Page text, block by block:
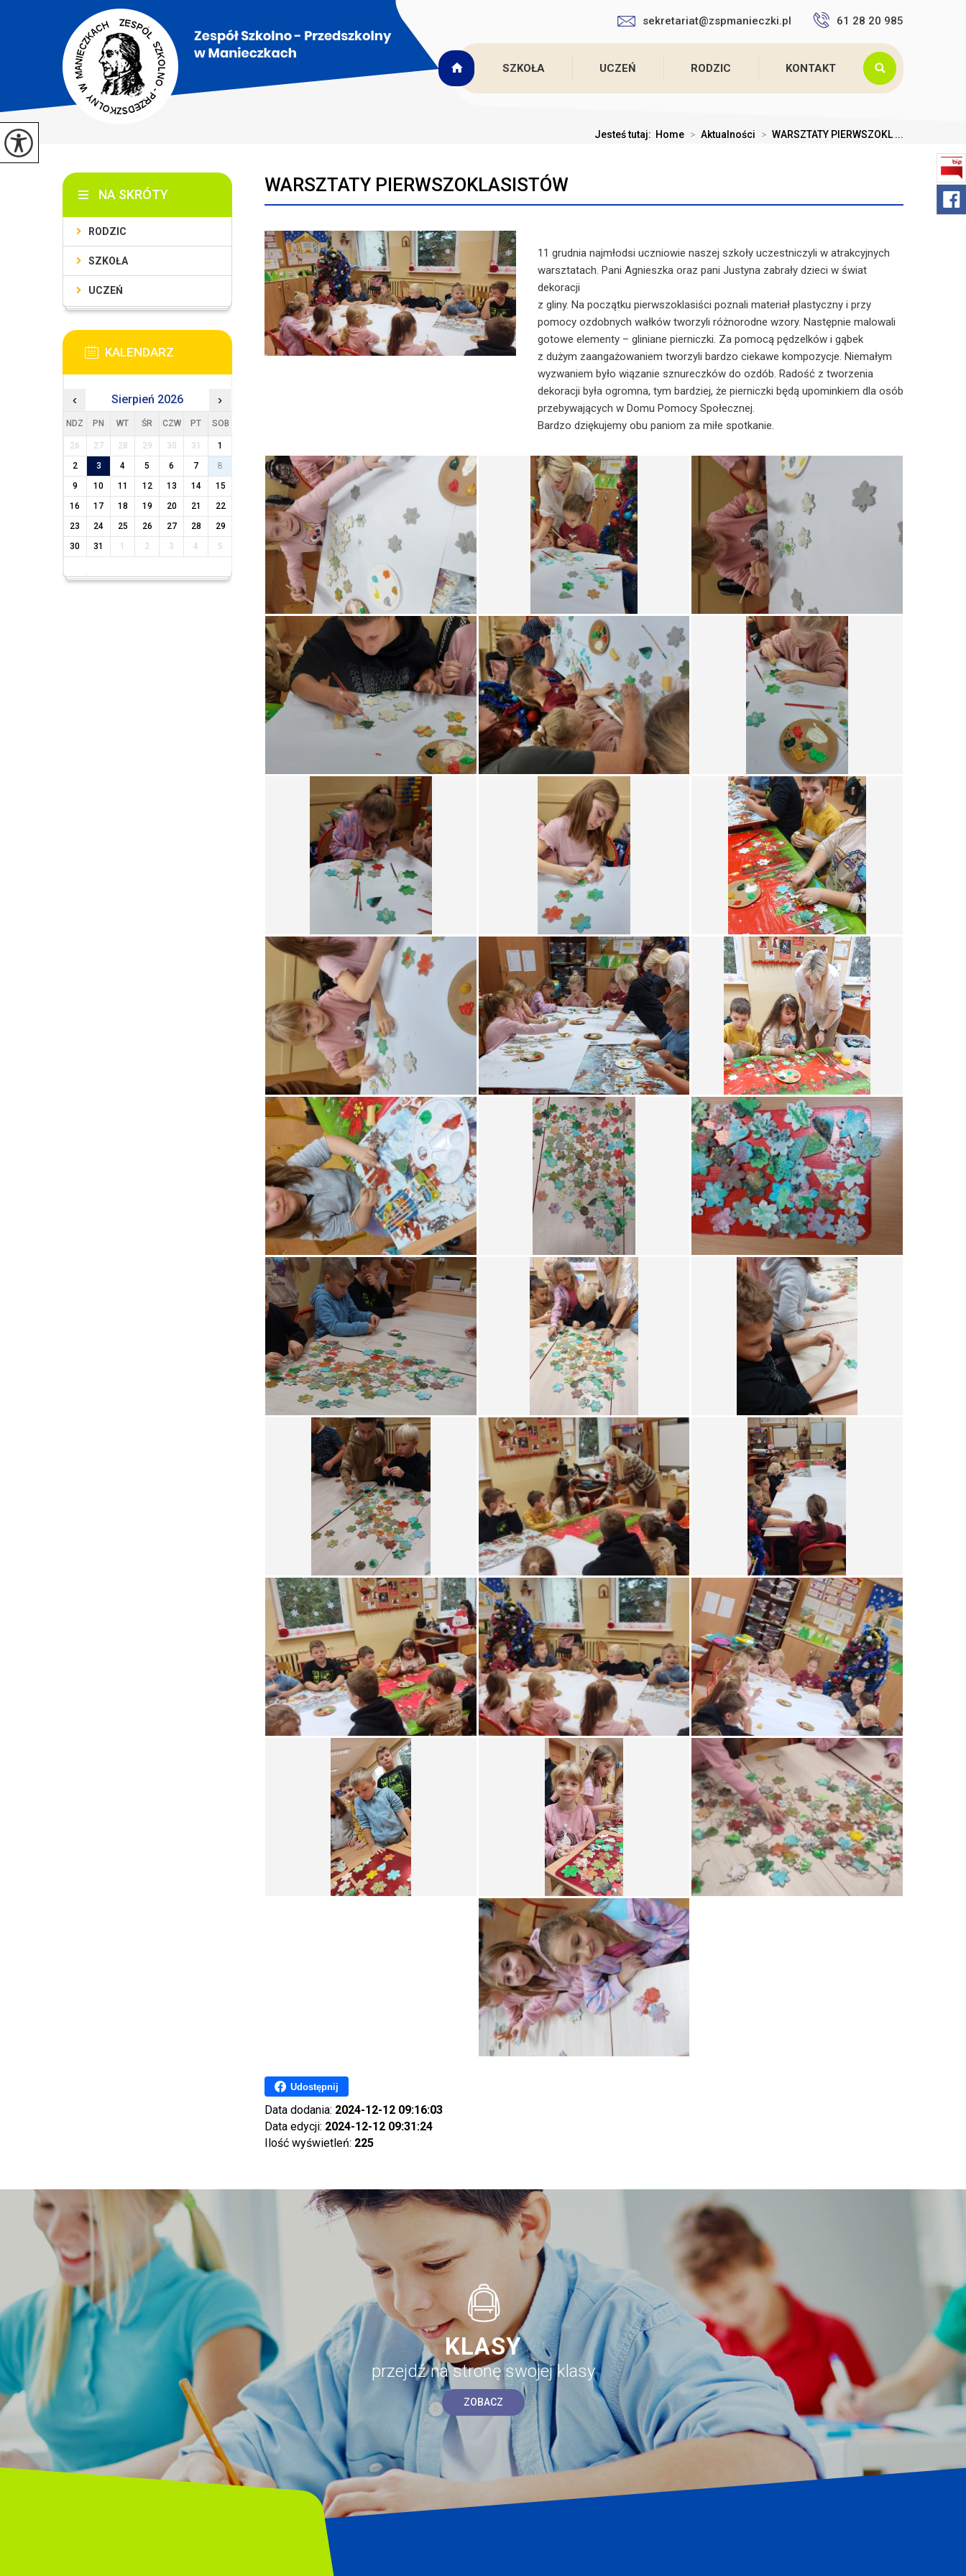
sekretariat@zspmanieczki.pl 61 28 20 985
SZKOŁA UCZEŃ RODZIC KONTAKT
Jesteś tutaj: Home > Aktualności > WARSZTATY PIERWSZOKL ...
WARSZTATY PIERWSZOKLASISTÓW
11 grudnia najmłodsi uczniowie naszej szkoły uczestniczyli w atrakcyjnych
warsztatach. Pani Agnieszka oraz pani Justyna zabrały dzieci w świat
dekoracji
z gliny. Na początku pierwszoklasiści poznali materiał plastyczny i przy
pomocy ozdobnych wałków tworzyli różnorodne wzory. Następnie malowali
gotowe elementy – gliniane pierniczki. Za pomocą pędzelków i gąbek
z dużym zaangażowaniem tworzyli bardzo ciekawe kompozycje. Niemałym
wyzwaniem było wiązanie sznureczków do ozdób. Radość z tworzenia
dekoracji była ogromna, tym bardziej, że pierniczki będą upominkiem dla osób
przebywających w Domu Pomocy Społecznej.
Bardzo dziękujemy obu paniom za miłe spotkanie.
Udostępnij
Data dodania: 2024-12-12 09:16:03
Data edycji: 2024-12-12 09:31:24
Ilość wyświetleń: 225
NA SKRÓTY
RODZIC
SZKOŁA
UCZEŃ
KALENDARZ
‹ Sierpień 2026 ›
NDZ PN WT ŚR CZW PT SOB
26 27 28 29 30 31
1
2
3 4 5 6 7
8
9
10 11 12 13 14
15
16
17 18 19 20 21
22
23
24 25 26 27 28
29
30
31 1 2 3 4 5
KLASY
przejdź na stronę swojej klasy
ZOBACZ